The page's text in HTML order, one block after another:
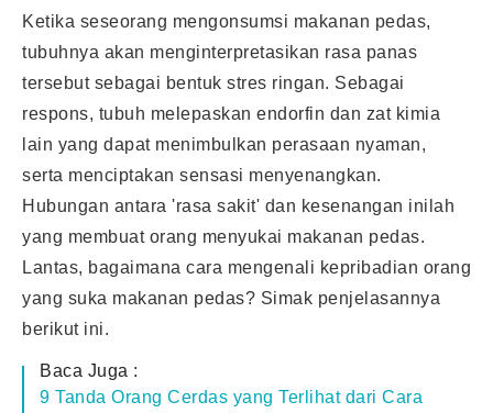
Ketika seseorang mengonsumsi makanan pedas,
tubuhnya akan menginterpretasikan rasa panas
tersebut sebagai bentuk stres ringan. Sebagai
respons, tubuh melepaskan endorfin dan zat kimia
lain yang dapat menimbulkan perasaan nyaman,
serta menciptakan sensasi menyenangkan.
Hubungan antara 'rasa sakit' dan kesenangan inilah
yang membuat orang menyukai makanan pedas.
Lantas, bagaimana cara mengenali kepribadian orang
yang suka makanan pedas? Simak penjelasannya
berikut ini.
Baca Juga :
9 Tanda Orang Cerdas yang Terlihat dari Cara